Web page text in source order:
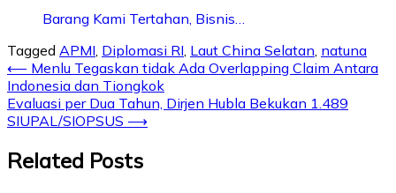
Barang Kami Tertahan, Bisnis…
Tagged APMI, Diplomasi RI, Laut China Selatan, natuna
Post
navigation
⟵ Menlu Tegaskan tidak Ada Overlapping Claim Antara
Indonesia dan Tiongkok
Evaluasi per Dua Tahun, Dirjen Hubla Bekukan 1.489
SIUPAL/SIOPSUS ⟶
Related Posts